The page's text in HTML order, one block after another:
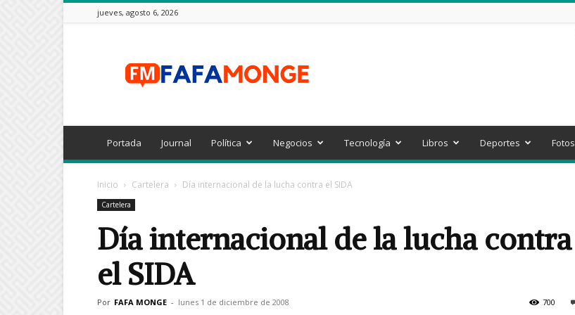
jueves, agosto 6, 2026
Portada Journal Política Negocios Tecnología Libros Deportes Fotos
Inicio Cartelera Día internacional de la lucha contra el SIDA
Cartelera
Día internacional de la lucha contra
el SIDA
Por FAFA MONGE - lunes 1 de diciembre de 2008 700